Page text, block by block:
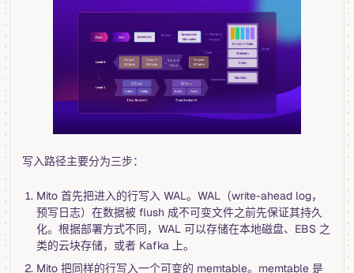
写入路径主要分为三步：
Mito 首先把进入的行写入 WAL。WAL（write-ahead log，
预写日志）在数据被 flush 成不可变文件之前先保证其持久
化。根据部署方式不同，WAL 可以存储在本地磁盘、EBS 之
类的云块存储，或者 Kafka 上。
Mito 把同样的行写入一个可变的 memtable。memtable 是